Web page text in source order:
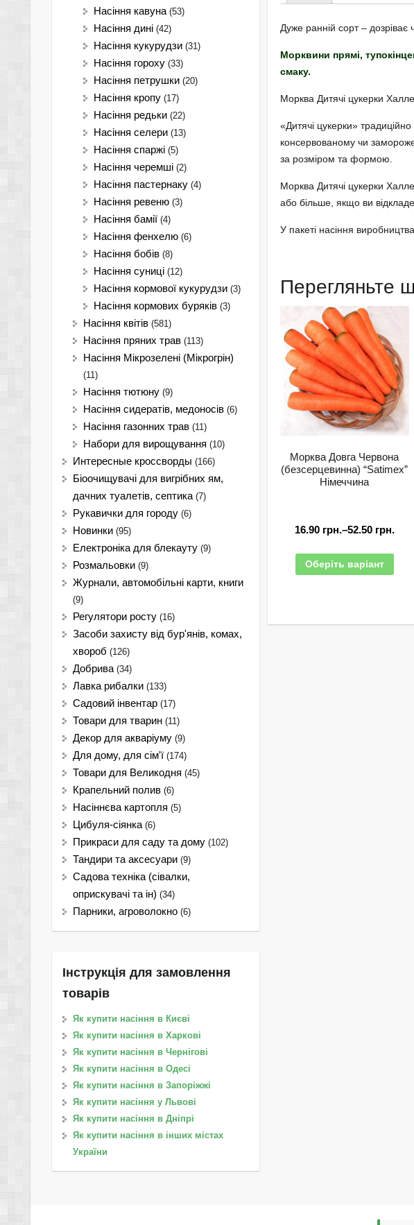
Дуже ранній сорт – дозріває
Морквини прямі,
смаку.
Морква Дитячі цукерки
«Дитячі цукерки» традиційно
консервованому чи
за розміром та формою.
Морква Дитячі цукерки
або більше, якщо ви
У пакеті насіння
Перегляньте
Морква Довга Червона
(безсерцевинна) “Satimex”
Німеччина
16.90 грн.–52.50 грн.
Оберіть варіант
Насіння кавуна (53)
Насіння дині (42)
Насіння кукурудзи (31)
Насіння гороху (33)
Насіння петрушки (20)
Насіння кропу (17)
Насіння редьки (22)
Насіння селери (13)
Насіння спаржі (5)
Насіння черемші (2)
Насіння пастернаку (4)
Насіння ревеню (3)
Насіння бамії (4)
Насіння фенхелю (6)
Насіння бобів (8)
Насіння суниці (12)
Насіння кормової кукурудзи (3)
Насіння кормових буряків (3)
Насіння квітів (581)
Насіння пряних трав (113)
Насіння Мікрозелені (Мікрогрін)
(11)
Насіння тютюну (9)
Насіння сидератів, медоносів (6)
Насіння газонних трав (11)
Набори для вирощування (10)
Интересные кроссворды (166)
Біоочищувачі для вигрібних ям,
дачних туалетів, септика (7)
Рукавички для городу (6)
Новинки (95)
Електроніка для блекауту (9)
Розмальовки (9)
Журнали, автомобільні карти, книги
(9)
Регулятори росту (16)
Засоби захисту від бур'янів, комах,
хвороб (126)
Добрива (34)
Лавка рибалки (133)
Садовий інвентар (17)
Товари для тварин (11)
Декор для акваріуму (9)
Для дому, для сім'ї (174)
Товари для Великодня (45)
Крапельний полив (6)
Насіннєва картопля (5)
Цибуля-сіянка (6)
Прикраси для саду та дому (102)
Тандири та аксесуари (9)
Садова техніка (сівалки,
оприскувачі та ін) (34)
Парники, агроволокно (6)
Інструкція для замовлення
товарів
Як купити насіння в Києві
Як купити насіння в Харкові
Як купити насіння в Чернігові
Як купити насіння в Одесі
Як купити насіння в Запоріжжі
Як купити насіння у Львові
Як купити насіння в Дніпрі
Як купити насіння в інших містах
України